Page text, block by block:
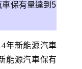
保有量達到5
年新能源汽車
能源汽車保有